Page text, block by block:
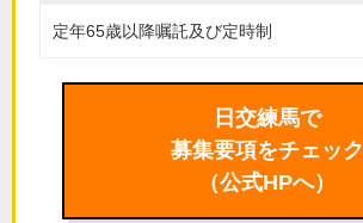
定年65歳以降嘱託及び定時制
日交練馬で
募集要項をチェック
（公式HPへ）